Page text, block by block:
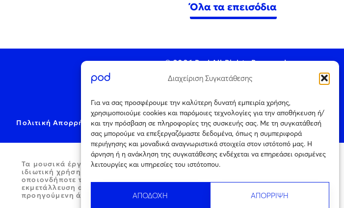
Διαχείριση Συγκατάθεσης
Για να σας προσφέρουμε την καλύτερη δυνατή εμπειρία χρήσης,
χρησιμοποιούμε cookies και παρόμοιες τεχνολογίες για την αποθήκευση ή/
και την πρόσβαση σε πληροφορίες της συσκευής σας. Με τη συγκατάθεσή
σας μπορούμε να επεξεργαζόμαστε δεδομένα, όπως η συμπεριφορά
περιήγησης και μοναδικά αναγνωριστικά στοιχεία στον ιστότοπό μας. Η
άρνηση ή η ανάκληση της συγκατάθεσης ενδέχεται να επηρεάσει ορισμένες
λειτουργίες και υπηρεσίες του ιστότοπου.
ΑΠΟΔΟΧΗ ΑΠΟΡΡΙΨΗ
Όλα τα επεισόδια
© 2026 Pod All Rights Reserved.
Πολιτική Απορρήτου Cookie Policy
Τα μουσικά έργα παρέχονται μόνο για
ιδιωτική χρήση και απαγορεύεται η με
οποιονδήποτε τρόπο περαιτέρω
εκμετάλλευση αυτών χωρίς την
προηγούμενη άδεια.
ηλεκτρονικού τύπου
Αριθμός
Πιστοποίησης